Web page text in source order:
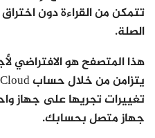
تتمكن من القراءة دون
الصلة.
هذا المتصفح هو الافتراضي
تغييرات تجريها على جهاز
جهاز متصل بحسابك.